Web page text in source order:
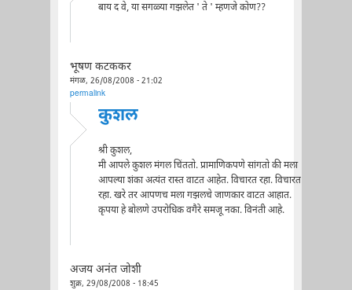
बाय द वे, या सगळ्या गझलेत ' ते ' म्हणजे कोण??
भूषण कटककर
मंगळ, 26/08/2008 - 21:02
permalink
कुशल
श्री कुशल,
मी आपले कुशल मंगल चिंततो. प्रामाणिकपणे सांगतो की मला
आपल्या शंका अत्यंत रास्त वाटत आहेत. विचारत रहा. विचारत
रहा. खरे तर आपणच मला गझलचे जाणकार वाटत आहात.
कृपया हे बोलणे उपरोधिक वगैरे समजू नका. विनंती आहे.
अजय अनंत जोशी
शुक्र, 29/08/2008 - 18:45